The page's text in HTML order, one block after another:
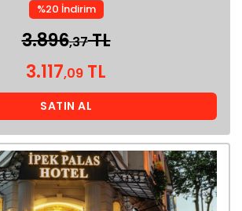
%20 İndirim
3.896,37TL
3.117,09 TL
SATIN AL